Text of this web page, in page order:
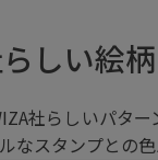
しい絵柄
社らしいパタ
スタンプとの